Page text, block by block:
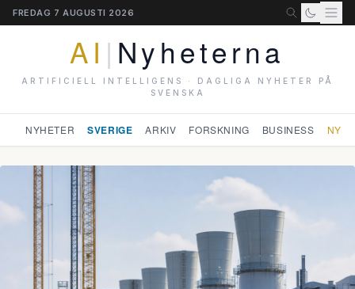
FREDAG 7 AUGUSTI 2026
AI | Nyheterna
ARTIFICIELL INTELLIGENS · DAGLIGA NYHETER PÅ
SVENSKA
NYHETER SVERIGE ARKIV FORSKNING BUSINESS